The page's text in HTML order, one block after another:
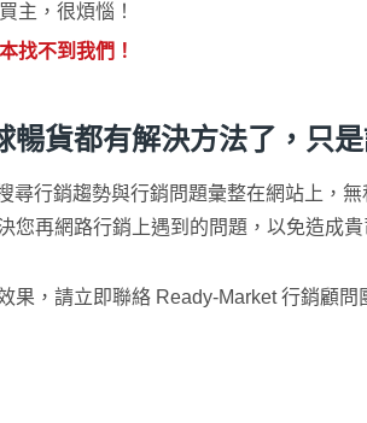
主，很煩惱！
找不到我們！
暢貨都有解決方法了，只
尋行銷趨勢與行銷問題彙整在網站上，
您再網路行銷上遇到的問題，以免造成
果，請立即聯絡 Ready-Market 行銷顧